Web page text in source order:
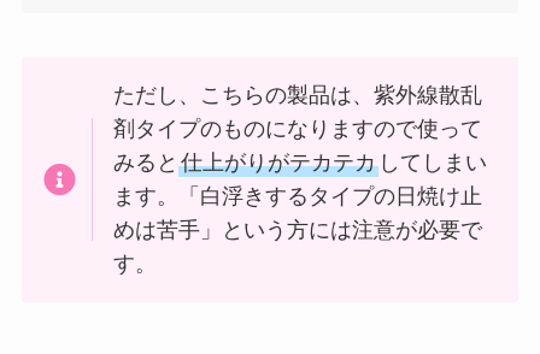
ただし、こちらの製品は、紫外線散乱
剤タイプのものになりますので使って
みると仕上がりがテカテカ してしまい
ます。「白浮きするタイプの日焼け止
めは苦手」という方には注意が必要で
す。